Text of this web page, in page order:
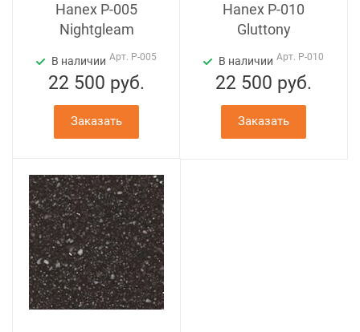
Hanex P-005
Nightgleam
В наличии Арт. P-005
22 500 руб.
Заказать
Hanex P-010
Gluttony
В наличии Арт. P-010
22 500 руб.
Заказать